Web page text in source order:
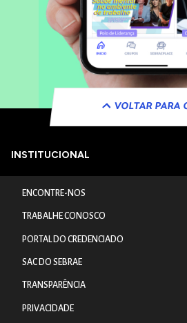
VOLTAR PARA
INSTITUCIONAL
ENCONTRE-NOS
TRABALHE CONOSCO
PORTAL DO CREDENCIADO
SAC DO SEBRAE
TRANSPARÊNCIA
PRIVACIDADE